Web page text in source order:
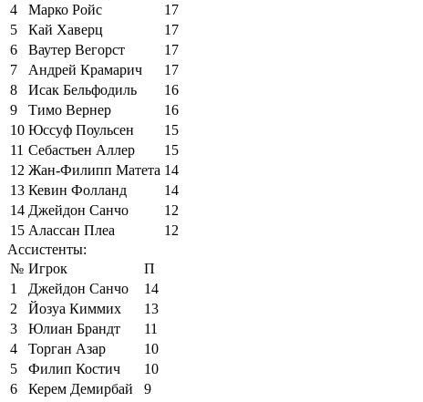
4
Марко Ройс
17
5
Кай Хаверц
17
6
Ваутер Вегорст
17
7
Андрей Крамарич
17
8
Исак Бельфодиль
16
9
Тимо Вернер
16
10 Юссуф Поульсен
15
11 Себастьен Аллер
15
12 Жан-Филипп Матета 14
13 Кевин Фолланд
14
14 Джейдон Санчо
12
15 Алассан Плеа
12
Ассистенты:
№ Игрок
П
1
Джейдон Санчо
14
2
Йозуа Киммих
13
3
Юлиан Брандт
11
4
Торган Азар
10
5
Филип Костич
10
6
Керем Демирбай
9